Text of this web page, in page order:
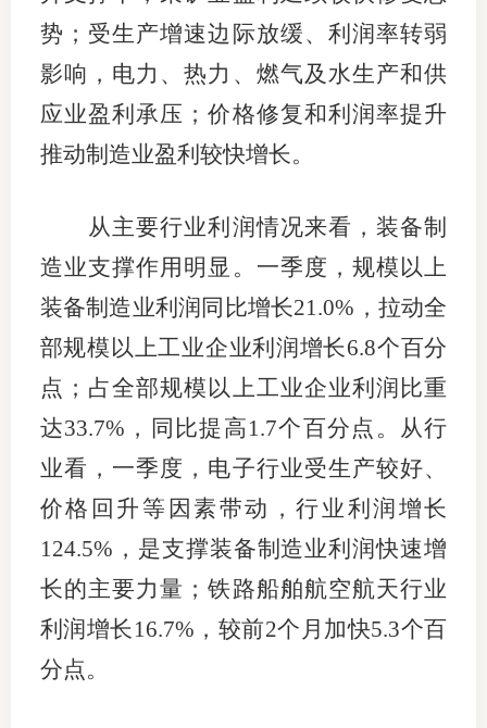
势；受生产增速边际放缓、利润率转弱
影响，电力、热力、燃气及水生产和供
应业盈利承压；价格修复和利润率提升
推动制造业盈利较快增长。
从主要行业利润情况来看，装备制
造业支撑作用明显。一季度，规模以上
装备制造业利润同比增长21.0%，拉动全
部规模以上工业企业利润增长6.8个百分
点；占全部规模以上工业企业利润比重
达33.7%，同比提高1.7个百分点。从行
业看，一季度，电子行业受生产较好、
价格回升等因素带动，行业利润增长
124.5%，是支撑装备制造业利润快速增
长的主要力量；铁路船舶航空航天行业
利润增长16.7%，较前2个月加快5.3个百
分点。